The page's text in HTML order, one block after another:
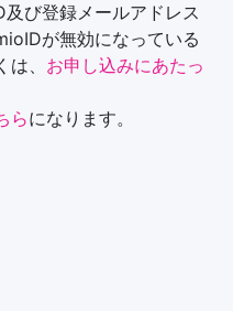
び登録メールアドレス
が無効になっている
、 お申し込みにあたっ
らになります。